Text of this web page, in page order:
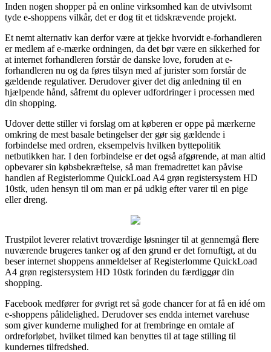
Inden nogen shopper på en online virksomhed kan de utvivlsomt
tyde e-shoppens vilkår, det er dog tit et tidskrævende projekt.
Et nemt alternativ kan derfor være at tjekke hvorvidt e-forhandleren
er medlem af e-mærke ordningen, da det bør være en sikkerhed for
at internet forhandleren forstår de danske love, foruden at e-
forhandleren nu og da føres tilsyn med af jurister som forstår de
gældende regulativer. Derudover giver det dig anledning til en
hjælpende hånd, såfremt du oplever udfordringer i processen med
din shopping.
Udover dette stiller vi forslag om at køberen er oppe på mærkerne
omkring de mest basale betingelser der gør sig gældende i
forbindelse med ordren, eksempelvis hvilken byttepolitik
netbutikken har. I den forbindelse er det også afgørende, at man altid
opbevarer sin købsbekræftelse, så man fremadrettet kan påvise
handlen af Registerlomme QuickLoad A4 grøn registersystem HD
10stk, uden hensyn til om man er på udkig efter varer til en pige
eller dreng.
Trustpilot leverer relativt troværdige løsninger til at gennemgå flere
nuværende brugeres tanker og af den grund er det fornuftigt, at du
beser internet shoppens anmeldelser af Registerlomme QuickLoad
A4 grøn registersystem HD 10stk forinden du færdiggør din
shopping.
Facebook medfører for øvrigt ret så gode chancer for at få en idé om
e-shoppens pålidelighed. Derudover ses endda internet varehuse
som giver kunderne mulighed for at frembringe en omtale af
ordreforløbet, hvilket tilmed kan benyttes til at tage stilling til
kundernes tilfredshed.